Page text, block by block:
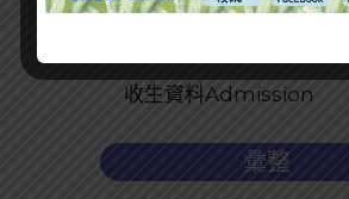
收生資料Admission
彙整